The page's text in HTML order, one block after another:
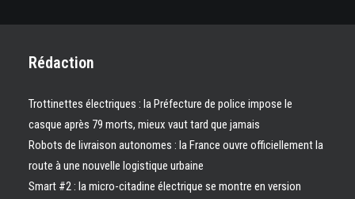
Rédaction
Trottinettes électriques : la Préfecture de police impose le
casque après 79 morts, mieux vaut tard que jamais
Robots de livraison autonomes : la France ouvre officiellement la
route à une nouvelle logistique urbaine
Smart #2 : la micro-citadine électrique se montre en version